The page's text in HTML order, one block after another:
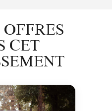
CET